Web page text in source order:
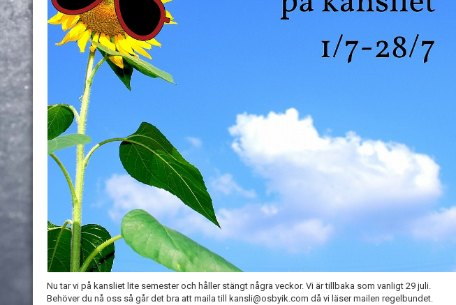
Nu tar vi på kansliet lite semester och håller stängt några veckor. Vi är tillbaka som vanligt 29 juli.
Behöver du nå oss så går det bra att maila till kansli@osbyik.com då vi läser mailen regelbundet.